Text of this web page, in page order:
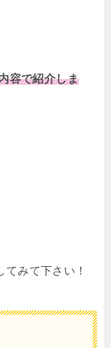
容で紹介しま
みて下さい！